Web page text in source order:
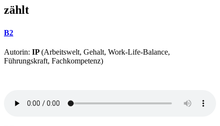
zählt
B2
Autorin: IP(Arbeitswelt, Gehalt, Work-Life-Balance,
Führungskraft, Fachkompetenz)